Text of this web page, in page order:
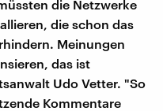
die Netzwerke
die schon das
Meinungen
das ist
Udo Vetter. "So
Kommentare